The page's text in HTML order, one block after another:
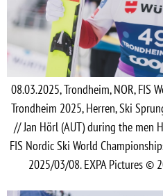
08.03.2025, Trondheim, NOR, FIS
Trondheim 2025, Herren, Ski
// Jan Hörl (AUT) during the men
FIS Nordic Ski World
2025/03/08. EXPA Pictures ©